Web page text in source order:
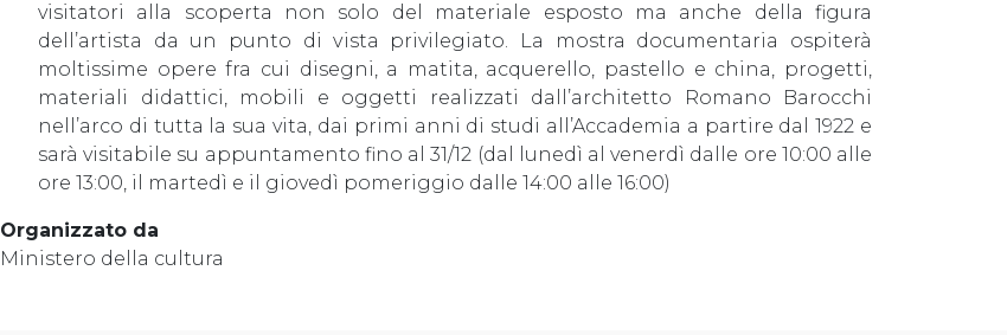
visitatori alla scoperta non solo del materiale esposto ma anche della figura
dell’artista da un punto di vista privilegiato. La mostra documentaria ospiterà
moltissime opere fra cui disegni, a matita, acquerello, pastello e china, progetti,
materiali didattici, mobili e oggetti realizzati dall’architetto Romano Barocchi
nell’arco di tutta la sua vita, dai primi anni di studi all’Accademia a partire dal 1922 e
sarà visitabile su appuntamento fino al 31/12 (dal lunedì al venerdì dalle ore 10:00 alle
ore 13:00, il martedì e il giovedì pomeriggio dalle 14:00 alle 16:00)
Organizzato da
Ministero della cultura